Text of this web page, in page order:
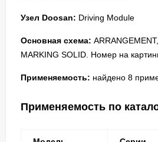
Узел Doosan: Driving Module
Основная схема:
MARKING SOLID. Номер на
Применяемость: найдено 8
Применяемость по